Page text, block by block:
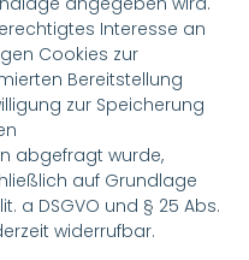
Interesse an
Cookies zur
Bereitstellung
zur Speicherung
abgefragt wurde,
auf Grundlage
a DSGVO und § 25 Abs.
widerrufbar.